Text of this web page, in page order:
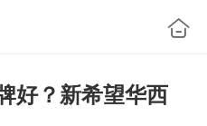
好？新希望华西